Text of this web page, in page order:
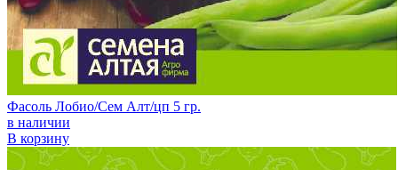
Фасоль Лобио/Сем Алт/цп 5 гр.
в наличии
В корзину